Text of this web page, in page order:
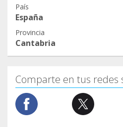
País
España
Provincia
Cantabria
Comparte en tus redes